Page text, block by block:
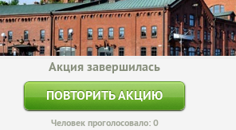
Акция завершилась
ПОВТОРИТЬ АКЦИЮ
Человек проголосовало: 0